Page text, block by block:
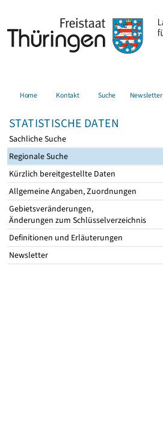
Home Kontakt Suche Newsletter
STATISTISCHE DATEN
Sachliche Suche
Regionale Suche
Kürzlich bereitgestellte Daten
Allgemeine Angaben, Zuordnungen
Gebietsveränderungen,
Änderungen zum Schlüsselverzeichnis
Definitionen und Erläuterungen
Newsletter